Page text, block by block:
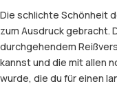
Die schlichte Schönheit
zum Ausdruck gebracht.
durchgehendem
kannst und die mit allen
wurde, die du für einen